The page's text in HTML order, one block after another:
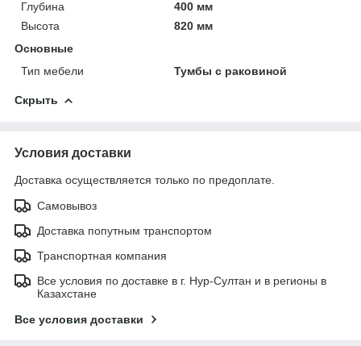
Глубина
400 мм
Высота
820 мм
Основные
Тип мебели
Тумбы с раковиной
Скрыть
Условия доставки
Доставка осуществляется только по предоплате.
Самовывоз
Доставка попутным транспортом
Транспортная компания
Все условия по доставке в г. Нур-Султан и в регионы в
Казахстане
Все условия доставки